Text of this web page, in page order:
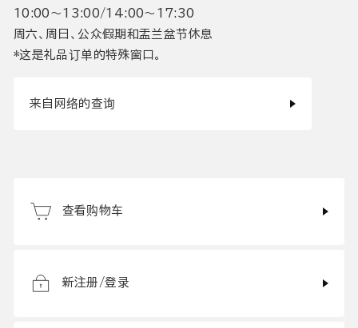
10:00〜13:00/14:00〜17:30
周六、周日、公众假期和盂兰盆节休息
*这是礼品订单的特殊窗口。
来自网络的查询
查看购物车
新注册/登录